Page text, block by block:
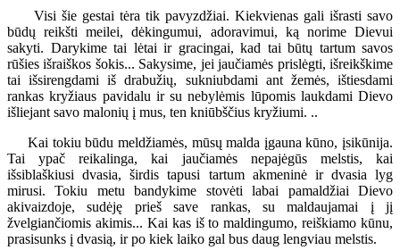
Visi šie gestai tėra tik pavyzdžiai. Kiekvienas gali išrasti savo
būdų reikšti meilei, dėkingumui, adoravimui, ką norime Dievui
sakyti. Darykime tai lėtai ir gracingai, kad tai būtų tartum savos
rūšies išraiškos šokis... Sakysime, jei jaučiamės prislėgti, išreikškime
tai išsirengdami iš drabužių, sukniubdami ant žemės, ištiesdami
rankas kryžiaus pavidalu ir su nebylėmis lūpomis laukdami Dievo
išliejant savo malonių į mus, ten kniūbščius kryžiumi. ..
Kai tokiu būdu meldžiamės, mūsų malda įgauna kūno, įsikūnija.
Tai ypač reikalinga, kai jaučiamės nepajėgūs melstis, kai
išsiblaškiusi dvasia, širdis tapusi tartum akmeninė ir dvasia lyg
mirusi. Tokiu metu bandykime stovėti labai pamaldžiai Dievo
akivaizdoje, sudėję prieš save rankas, su maldaujamai į jį
žvelgiančiomis akimis... Kai kas iš to maldingumo, reiškiamo kūnu,
prasisunks į dvasią, ir po kiek laiko gal bus daug lengviau melstis.